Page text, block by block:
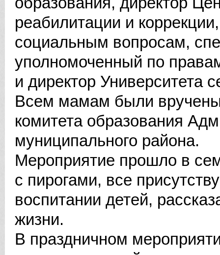
реабилитации и
социальным вопросам,
уполномоченный по
и директор Университета
Всем мамам были
комитета образования
муниципального района.
Мероприятие прошло в
с пирогами, все
воспитании детей,
жизни.
В праздничном